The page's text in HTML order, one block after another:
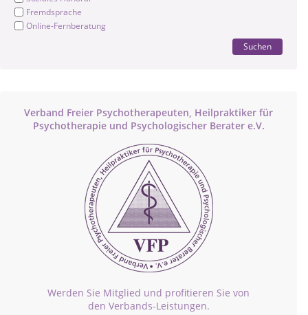
Fremdsprache
Online-Fernberatung
Suchen
Verband Freier Psychotherapeuten, Heilpraktiker für
Psychotherapie und Psychologischer Berater e.V.
Werden Sie Mitglied und profitieren Sie von
den Verbands-Leistungen.